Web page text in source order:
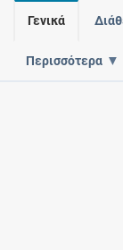
Γενικά
Περισσότερα